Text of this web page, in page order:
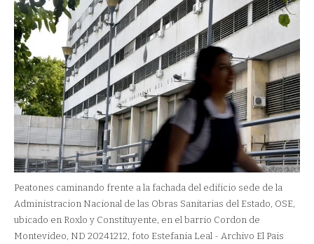
Peatones caminando frente a la fachada del edificio sede de la
Administracion Nacional de las Obras Sanitarias del Estado, OSE,
ubicado en Roxlo y Constituyente, en el barrio Cordon de
Montevideo, ND 20241212, foto Estefania Leal - Archivo El Pais